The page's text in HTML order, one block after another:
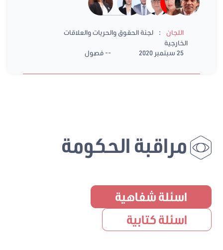
اللجان :
لجنة الحقوق والحريات والعلاقات
الخارجية
25 سبتمبر 2020
-- فصول
مراقبة الحكومة
اسئلة شفاهية
اسئلة كتابية